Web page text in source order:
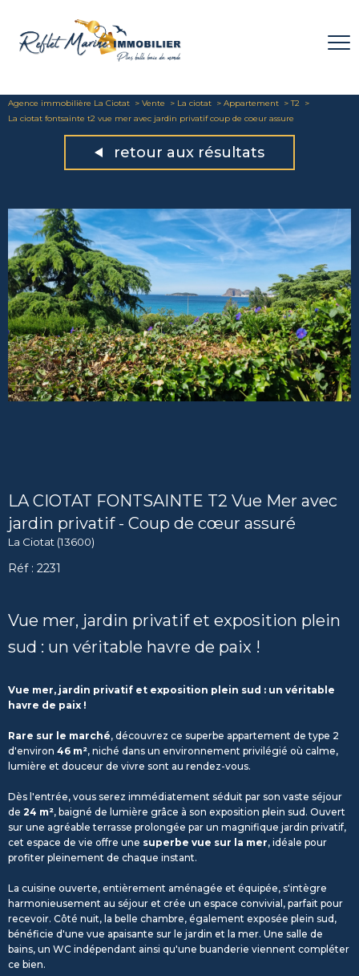
Agence immobilière La Ciotat Vente La ciotat Appartement
T2
La ciotat fontsainte t2 vue mer avec jardin privatif coup de coeur assure
retour aux résultats
LA CIOTAT FONTSAINTE T2 Vue Mer avec
jardin privatif - Coup de cœur assuré
La Ciotat (13600)
Réf : 2231
Vue mer, jardin privatif et exposition plein
sud : un véritable havre de paix !
Vue mer, jardin privatif et exposition plein sud : un véritable
havre de paix !
Rare sur le marché, découvrez ce superbe appartement de type 2
d'environ 46 m², niché dans un environnement privilégié où calme,
lumière et douceur de vivre sont au rendez-vous.
Dès l'entrée, vous serez immédiatement séduit par son vaste séjour
de 24 m², baigné de lumière grâce à son exposition plein sud. Ouvert
sur une agréable terrasse prolongée par un magnifique jardin privatif,
cet espace de vie offre une superbe vue sur la mer, idéale pour
profiter pleinement de chaque instant.
La cuisine ouverte, entièrement aménagée et équipée, s'intègre
harmonieusement au séjour et crée un espace convivial, parfait pour
recevoir. Côté nuit, la belle chambre, également exposée plein sud,
bénéficie d'une vue apaisante sur le jardin et la mer. Une salle de
bains, un WC indépendant ainsi qu'une buanderie viennent compléter
ce bien.